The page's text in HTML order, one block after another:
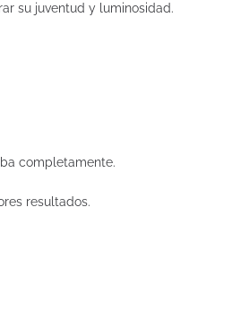
su juventud y luminosidad.
completamente.
resultados.